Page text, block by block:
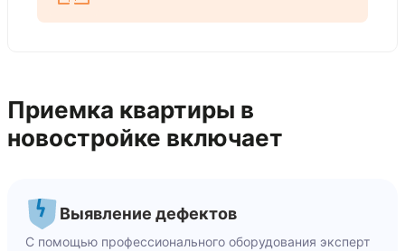
Приемка квартиры в
новостройке включает
Выявление дефектов
С помощью профессионального оборудования эксперт